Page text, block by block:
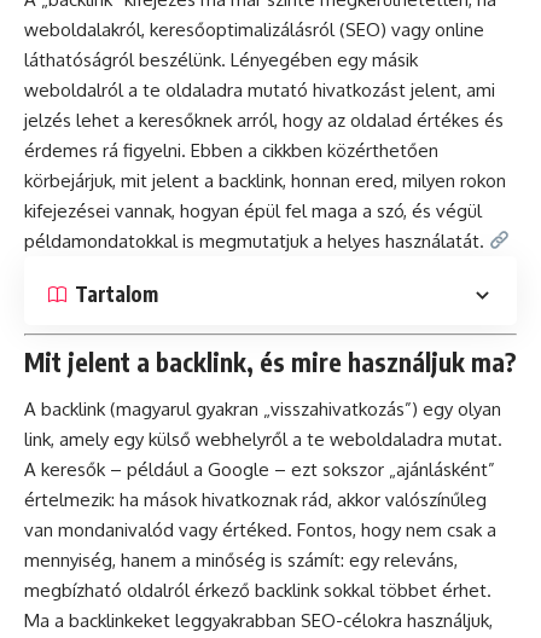
weboldalakról, keresőoptimalizálásról (SEO) vagy online
láthatóságról beszélünk. Lényegében egy másik
weboldalról a te oldaladra mutató hivatkozást jelent, ami
jelzés lehet a keresőknek arról, hogy az oldalad értékes és
érdemes rá figyelni. Ebben a cikkben közérthetően
körbejárjuk, mit jelent a backlink, honnan ered, milyen rokon
kifejezései vannak, hogyan épül fel maga a szó, és végül
példamondatokkal is megmutatjuk a helyes használatát.
Tartalom
Mit jelent a backlink, és mire használjuk ma?
A backlink (magyarul gyakran „visszahivatkozás”) egy olyan
link, amely egy külső webhelyről a te weboldaladra mutat.
A keresők – például a Google – ezt sokszor „ajánlásként”
értelmezik: ha mások hivatkoznak rád, akkor valószínűleg
van mondanivalód vagy értéked. Fontos, hogy nem csak a
mennyiség, hanem a minőség is számít: egy releváns,
megbízható oldalról érkező backlink sokkal többet érhet.
Ma a backlinkeket leggyakrabban SEO-célokra használjuk,